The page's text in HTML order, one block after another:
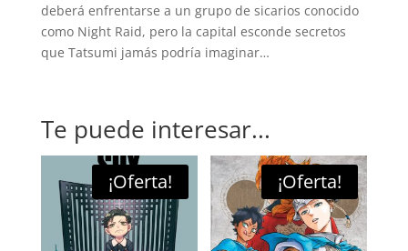
deberá enfrentarse a un grupo de sicarios conocido
como Night Raid, pero la capital esconde secretos
que Tatsumi jamás podría imaginar…
Te puede interesar...
¡Oferta! ¡Oferta!